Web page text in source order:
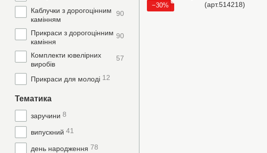
−30%
Каблучки з дорогоцінним
камінням
90
Прикраси з дорогоцінним
каміння
90
Комплекти ювелірних
виробів
57
Прикраси для молоді 12
Тематика
заручини 8
випускний 41
день народження 78